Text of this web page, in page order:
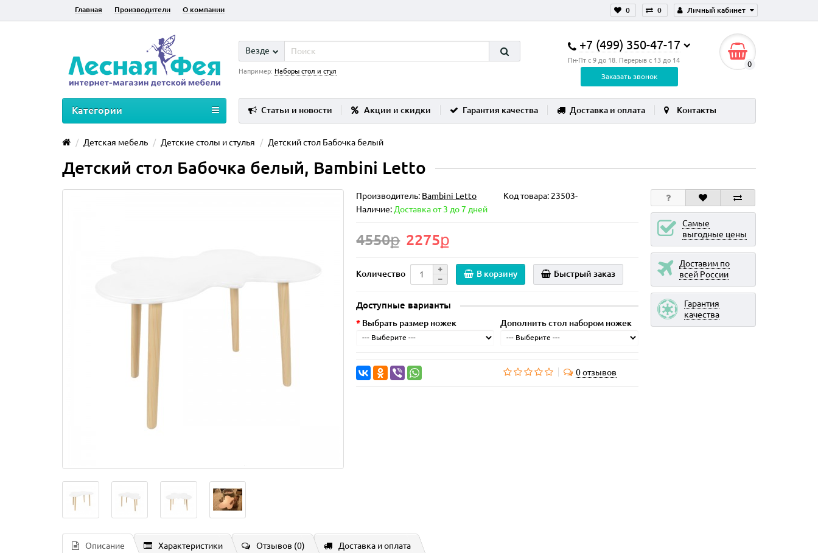
Личный кабинет
0
0
Главная Производители О компании
+7 (499) 350-47-17
Пн-Пт с 9 до 18. Перерыв с 13 до 14
Заказать звонок
0
Везде
Например: Наборы стол и стул
Статьи и новости Акции и скидки Гарантия качества Доставка и оплата Контакты
Категории
Детская мебель Детские столы и стулья Детский стол Бабочка белый
Детский стол Бабочка белый, Bambini Letto
Производитель: Bambini Letto Код товара: 23503-
Наличие: Доставка от 3 до 7 дней
4550ք 2275ք
Количество В корзину Быстрый заказ
Доступные варианты
Выбрать размер ножек Дополнить стол набором ножек
0 отзывов
Самые
выгодные цены
Доставим по
всей России
Гарантия
качества
Описание Характеристики Отзывов (0) Доставка и оплата